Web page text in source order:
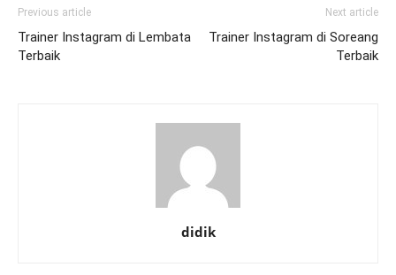
Previous article
Trainer Instagram di Lembata
Terbaik
Next article
Trainer Instagram di Soreang
Terbaik
didik